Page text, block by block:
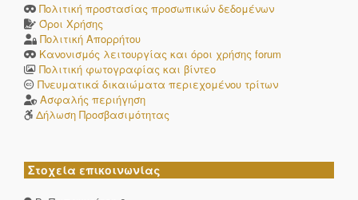
Πολιτική προστασίας προσωπικών δεδομένων
Όροι Χρήσης
Πολιτική Απορρήτου
Κανονισμός λειτουργίας και όροι χρήσης forum
Πολιτική φωτογραφίας και βίντεο
Πνευματικά δικαιώματα περιεχομένου τρίτων
Ασφαλής περιήγηση
Δήλωση Προσβασιμότητας
Στοχεία επικοινωνίας